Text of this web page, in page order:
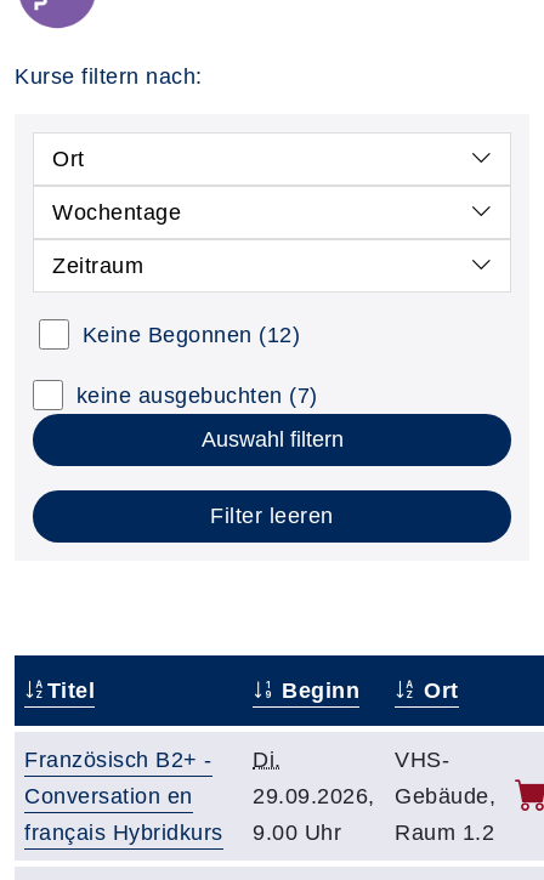
Kurse filtern nach:
Ort
Wochentage
Zeitraum
Keine Begonnen (12)
keine ausgebuchten (7)
Auswahl filtern
Filter leeren
Titel Beginn Ort
Französisch B2+ -
Conversation en
français Hybridkurs
Di.
29.09.2026,
9.00 Uhr
VHS-
Gebäude,
Raum 1.2